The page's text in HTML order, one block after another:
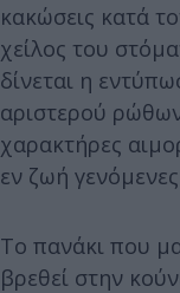
κακώσεις κατά
χείλος του
δίνεται η
αριστερού
χαρακτήρες
εν ζωή
Το πανάκι που
βρεθεί στην